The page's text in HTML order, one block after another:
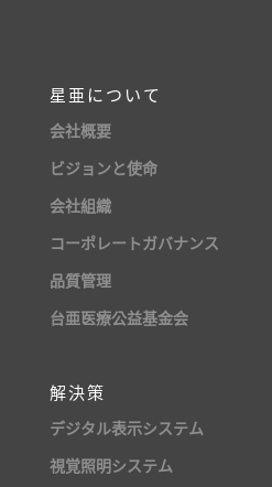
星亜について
会社概要
ビジョンと使命
会社組織
コーポレートガバナンス
品質管理
台亜医療公益基金会
解決策
デジタル表示システム
視覚照明システム